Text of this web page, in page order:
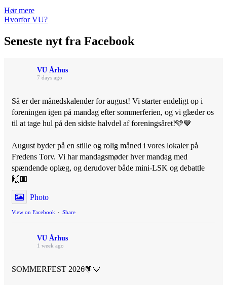
Hør mere
Hvorfor VU?
Seneste nyt fra Facebook
VU Århus
7 days ago
Så er der månedskalender for august! Vi starter endeligt op i
foreningen igen på mandag efter sommerferien, og vi glæder os
til at tage hul på den sidste halvdel af foreningsåret!🩵💙
August byder på en stille og rolig måned i vores lokaler på
Fredens Torv. Vi har mandagsmøder hver mandag med
spændende oplæg, og derudover både mini-LSK og debattle
🙌🏼
Photo
View on Facebook · Share
VU Århus
1 week ago
SOMMERFEST 2026🩵💙